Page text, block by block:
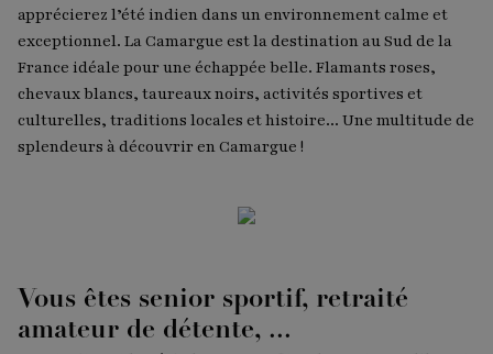
apprécierez l’été indien dans un environnement calme et
exceptionnel. La Camargue est la destination au Sud de la
France idéale pour une échappée belle. Flamants roses,
chevaux blancs, taureaux noirs, activités sportives et
culturelles, traditions locales et histoire... Une multitude de
splendeurs à découvrir en Camargue !
Vous êtes senior sportif, retraité
amateur de détente, ...